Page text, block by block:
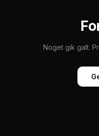
Noget gik galt.